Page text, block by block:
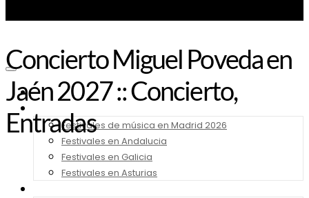
Noticias
Festivales de música en Madrid 2026
Festivales en Andalucia
Festivales en Galicia
Festivales en Asturias
Concierto Miguel Poveda en
Jaén 2027 :: Concierto,
Entradas